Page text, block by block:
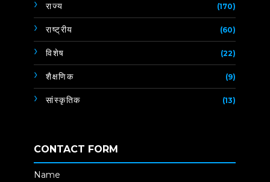
राज्य (170)
राष्ट्रीय (60)
विशेष (22)
शैक्षणिक (9)
सांस्कृतिक (13)
CONTACT FORM
Name